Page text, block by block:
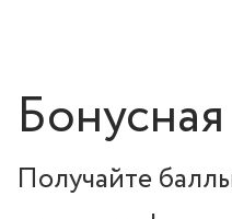
Получайте